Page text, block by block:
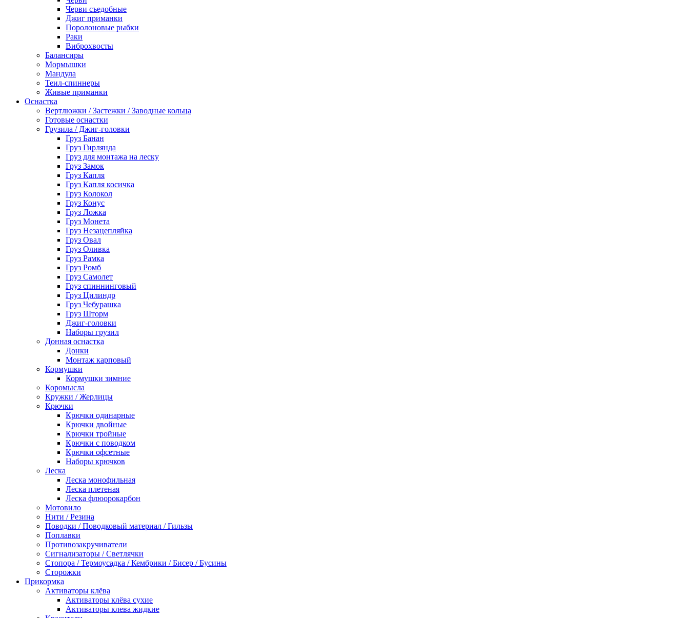
Черви съедобные
Джиг приманки
Поролоновые рыбки
Раки
Виброхвосты
Балансиры
Мормышки
Мандула
Теил-спиннеры
Живые приманки
Оснастка
Вертлюжки / Застежки / Заводные кольца
Готовые оснастки
Грузила / Джиг-головки
Груз Банан
Груз Гирлянда
Груз для монтажа на леску
Груз Замок
Груз Капля
Груз Капля косичка
Груз Колокол
Груз Конус
Груз Ложка
Груз Монета
Груз Незацепляйка
Груз Овал
Груз Оливка
Груз Рамка
Груз Ромб
Груз Самолет
Груз спиннинговый
Груз Цилиндр
Груз Чебурашка
Груз Шторм
Джиг-головки
Наборы грузил
Донная оснастка
Донки
Монтаж карповый
Кормушки
Кормушки зимние
Коромысла
Кружки / Жерлицы
Крючки
Крючки одинарные
Крючки двойные
Крючки тройные
Крючки с поводком
Крючки офсетные
Наборы крючков
Леска
Леска монофильная
Леска плетеная
Леска флюорокарбон
Мотовило
Нити / Резина
Поводки / Поводковый материал / Гильзы
Поплавки
Противозакручиватели
Сигнализаторы / Светлячки
Стопора / Термоусадка / Кембрики / Бисер / Бусины
Сторожки
Прикормка
Активаторы клёва
Активаторы клёва сухие
Активаторы клева жидкие